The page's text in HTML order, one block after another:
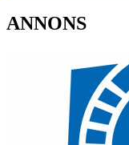
ANNONS